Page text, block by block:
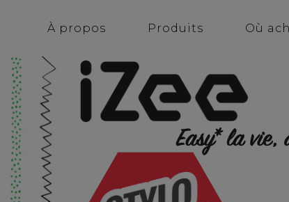
À propos Produits Où